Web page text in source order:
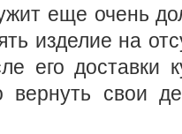
еще очень
изделие на
его доставки
вернуть свои